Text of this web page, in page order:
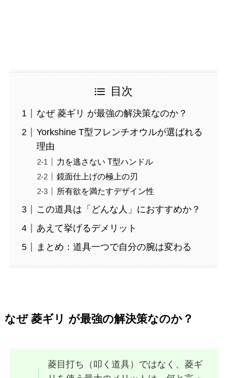
目次
なぜ 菱ギリ が最強の解決策なのか？
Yorkshine T型フレンチオウルが選ばれる
理由
力を逃さない T型ハンドル
鏡面仕上げの極上の刃
所有欲を満たすデザイン性
この道具は「どんな人」におすすめか？
あえて挙げるデメリット
まとめ：道具一つで自分の腕は変わる
なぜ 菱ギリ が最強の解決策なのか？
菱目打ち（叩く道具）ではなく、菱ギ